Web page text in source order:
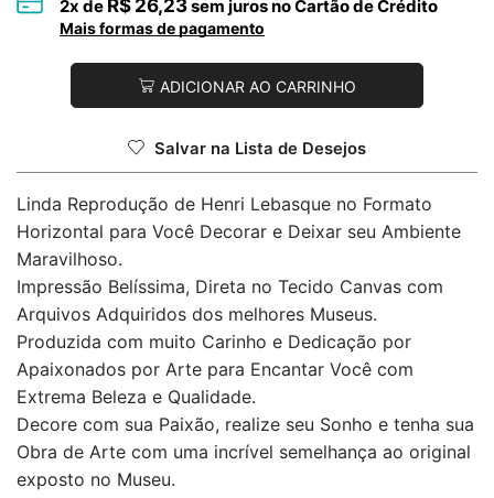
2x de R$ 26,23sem juros no Cartão de Crédito
Mais formas de pagamento
ADICIONAR AO CARRINHO
Salvar na Lista de Desejos
Linda Reprodução de Henri Lebasque no Formato
Horizontal para Você Decorar e Deixar seu Ambiente
Maravilhoso.
Impressão Belíssima, Direta no Tecido Canvas com
Arquivos Adquiridos dos melhores Museus.
Produzida com muito Carinho e Dedicação por
Apaixonados por Arte para Encantar Você com
Extrema Beleza e Qualidade.
Decore com sua Paixão, realize seu Sonho e tenha sua
Obra de Arte com uma incrível semelhança ao original
exposto no Museu.